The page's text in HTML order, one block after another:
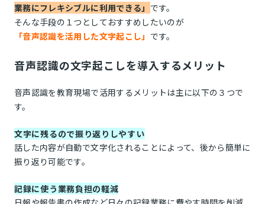
業務にフレキシブルに利用できる」 です。
そんな手段の１つとしておすすめしたいのが
「音声認識を活用した文字起こし」 です。
音声認識の文字起こしを導入するメリット
音声認識を教育現場で活用するメリットは主に以下の３つで
す。
文字に残るので振り返りしやすい
話した内容が自動で文字化されることによって、後から簡単に
振り返り可能です。
記録に使う業務負担の軽減